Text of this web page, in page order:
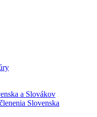
a Slovákov
Slovenska